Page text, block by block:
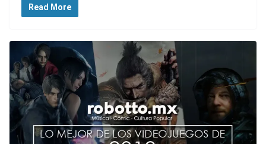
Read More